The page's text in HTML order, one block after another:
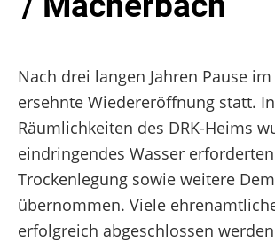
Nach drei langen Jahren Pause
ersehnte Wiedereröffnung statt.
Räumlichkeiten des DRK-Heims
eindringendes Wasser
Trockenlegung sowie weitere
übernommen. Viele
erfolgreich abgeschlossen